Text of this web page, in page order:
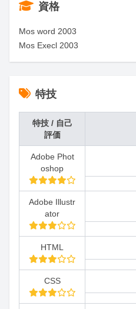
資格
Mos word 2003
Mos Execl 2003
特技
特技 / 自己
評価
Adobe Phot
oshop
Adobe Illustr
ator
HTML
CSS